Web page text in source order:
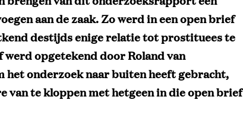
aan de zaak. Zo werd in een open brief
destijds enige relatie tot prostituees te
werd opgetekend door Roland van
het onderzoek naar buiten heeft gebracht,
van te kloppen met hetgeen in die open brief